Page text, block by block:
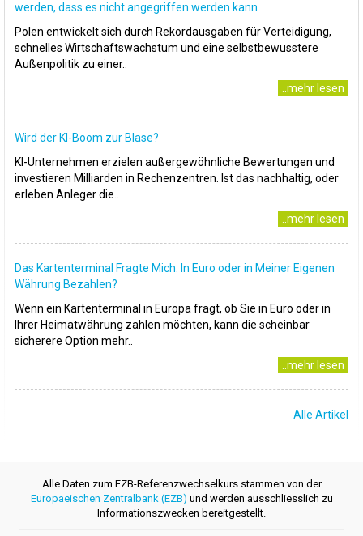
werden, dass es nicht angegriffen werden kann
Polen entwickelt sich durch Rekordausgaben für Verteidigung,
schnelles Wirtschaftswachstum und eine selbstbewusstere
Außenpolitik zu einer..
..mehr lesen
Wird der KI-Boom zur Blase?
KI-Unternehmen erzielen außergewöhnliche Bewertungen und
investieren Milliarden in Rechenzentren. Ist das nachhaltig, oder
erleben Anleger die..
..mehr lesen
Das Kartenterminal Fragte Mich: In Euro oder in Meiner Eigenen
Währung Bezahlen?
Wenn ein Kartenterminal in Europa fragt, ob Sie in Euro oder in
Ihrer Heimatwährung zahlen möchten, kann die scheinbar
sicherere Option mehr..
..mehr lesen
Alle Artikel
Alle Daten zum EZB-Referenzwechselkurs stammen von der
Europaeischen Zentralbank (EZB) und werden ausschliesslich zu
Informationszwecken bereitgestellt.